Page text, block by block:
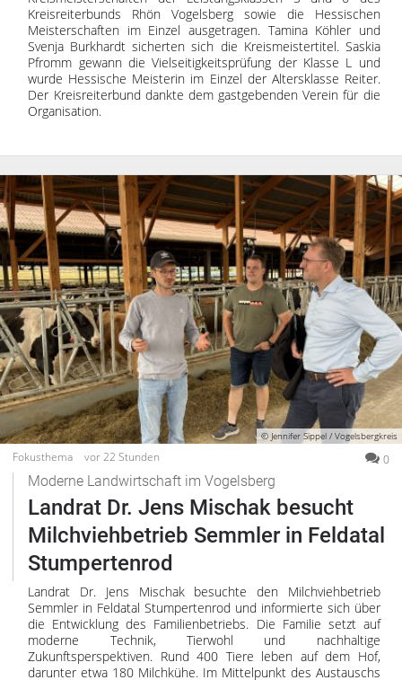
Kreisreiterbunds Rhön Vogelsberg sowie die Hessischen
Meisterschaften im Einzel ausgetragen. Tamina Köhler und
Svenja Burkhardt sicherten sich die Kreismeistertitel. Saskia
Pfromm gewann die Vielseitigkeitsprüfung der Klasse L und
wurde Hessische Meisterin im Einzel der Altersklasse Reiter.
Der Kreisreiterbund dankte dem gastgebenden Verein für die
Organisation.
© Jennifer Sippel / Vogelsbergkreis
Fokusthema vor 22 Stunden 0
Moderne Landwirtschaft im Vogelsberg
Landrat Dr. Jens Mischak besucht
Milchviehbetrieb Semmler in Feldatal
Stumpertenrod
Landrat Dr. Jens Mischak besuchte den Milchviehbetrieb
Semmler in Feldatal Stumpertenrod und informierte sich über
die Entwicklung des Familienbetriebs. Die Familie setzt auf
moderne Technik, Tierwohl und nachhaltige
Zukunftsperspektiven. Rund 400 Tiere leben auf dem Hof,
darunter etwa 180 Milchkühe. Im Mittelpunkt des Austauschs